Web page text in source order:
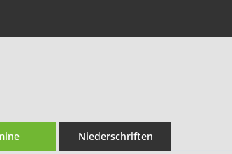
Niederschriften